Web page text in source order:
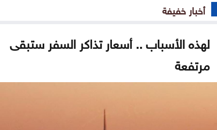
أخبار خفيفة
لهذه الأسباب .. أسعار تذاكر السفر ستبقى
مرتفعة